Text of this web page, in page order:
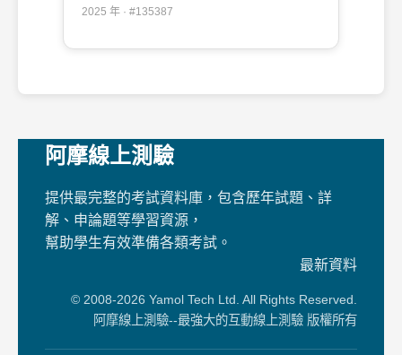
50（2025/12/19 更新）#135387
2025 年 · #135387
阿摩線上測驗
提供最完整的考試資料庫，包含歷年試題、詳
解、申論題等學習資源，
幫助學生有效準備各類考試。
最新資料
© 2008-2026 Yamol Tech Ltd. All Rights Reserved.
阿摩線上測驗--最強大的互動線上測驗 版權所有